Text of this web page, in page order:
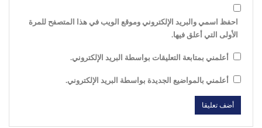
احفظ اسمي والبريد الإلكتروني وموقع الويب في هذا المتصفح للمرة
الأولى التي أعلق فيها.
أعلمني بمتابعة التعليقات بواسطة البريد الإلكتروني.
أعلمني بالمواضيع الجديدة بواسطة البريد الإلكتروني.